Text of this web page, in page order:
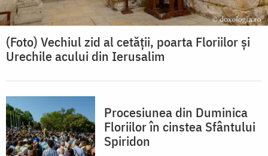
(Foto) Vechiul zid al cetății, poarta Floriilor și
Urechile acului din Ierusalim
Procesiunea din Duminica
Floriilor în cinstea Sfântului
Spiridon